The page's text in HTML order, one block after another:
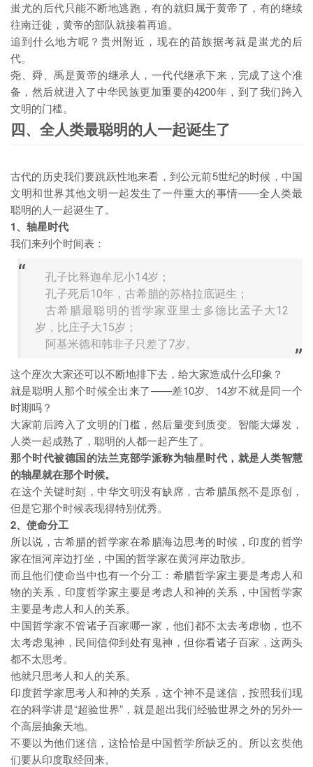
蚩尤的后代只能不断地逃跑，有的就归属于黄帝了，有的继续
往南迁徙，黄帝的部队就接着再追。
追到什么地方呢？贵州附近，现在的苗族据考就是蚩尤的后
代。
尧、舜、禹是黄帝的继承人，一代代继承下来，完成了这个准
备，然后就进入了中华民族更加重要的4200年，到了我们跨入
文明的门槛。
四、全人类最聪明的人一起诞生了
古代的历史我们要跳跃性地来看，到公元前5世纪的时候，中国
文明和世界其他文明一起发生了一件重大的事情——全人类最
聪明的人一起诞生了。
1、轴星时代
我们来列个时间表：
孔子比释迦牟尼小14岁；
孔子死后10年，古希腊的苏格拉底诞生；
古希腊最聪明的哲学家亚里士多德比孟子大12
岁，比庄子大15岁；
阿基米德和韩非子只差了7岁。
这个座次大家还可以不断地排下去，给大家造成什么印象？
就是聪明人那个时候全出来了——差10岁、14岁不就是同一个
时期吗？
大家前后跨入了文明的门槛，然后量变到质变。智能大爆发，
人类一起成熟了，聪明的人都一起产生了。
那个时代被德国的法兰克部学派称为轴星时代，就是人类智慧
的轴星就在那个时候。
在这个关键时刻，中华文明没有缺席，古希腊虽然不是原创，
但是它那个时候表现得特别优秀。
2、使命分工
所以说，古希腊的哲学家在希腊海边思考的时候，印度的哲学
家在恒河岸边打坐，中国的哲学家在黄河岸边散步。
而且他们使命当中也有一个分工：希腊哲学家主要是考虑人和
物的关系，印度哲学家主要是考虑人和神的关系，中国哲学家
主要是考虑人和人的关系。
中国哲学家不管诸子百家哪一家，他们都不太去考虑物，也不
太考虑鬼神，民间信仰到处有鬼神，但你看诸子百家，这两头
都不太思考。
他就只思考人和人的关系。
印度哲学家思考人和神的关系，这个神不是迷信，按照我们现
在的科学讲是“超验世界”，就是超出我们经验世界之外的另外一
个高层抽象天地。
不要以为他们迷信，这恰恰是中国哲学所缺乏的。所以玄奘他
们要从印度取经回来。